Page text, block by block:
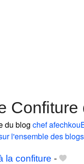
du blog chef
l'ensemble des blogs
la confiture -